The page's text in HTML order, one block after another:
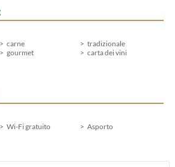
carne
gourmet
tradizionale
carta dei vini
Wi-Fi gratuito Asporto